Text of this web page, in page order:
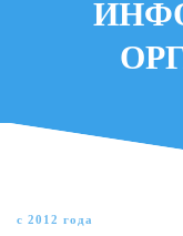
с 2012 года